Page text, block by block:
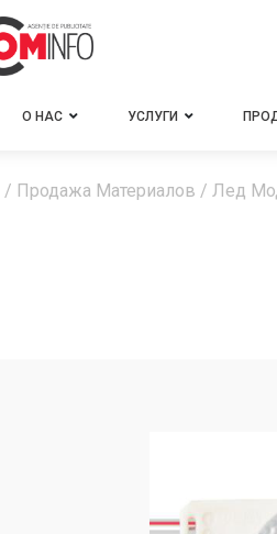
О НАС УСЛУГИ
/ Продажа Материалов / Лед